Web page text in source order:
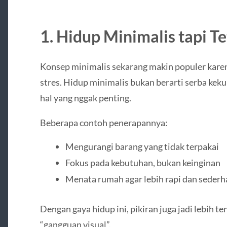
1. Hidup Minimalis tapi
Konsep minimalis sekarang makin populer
stres. Hidup minimalis bukan berarti serba
hal yang nggak penting.
Beberapa contoh penerapannya:
Mengurangi barang yang tidak terpakai
Fokus pada kebutuhan, bukan keinginan
Menata rumah agar lebih rapi dan
Dengan gaya hidup ini, pikiran juga jadi lebih
“gangguan visual”.